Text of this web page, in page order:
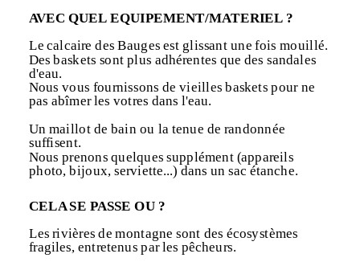
AVEC QUEL EQUIPEMENT/MATERIEL ?
Le calcaire des Bauges est glissant une fois mouillé.
Des baskets sont plus adhérentes que des sandales
d'eau.
Nous vous fournissons de vieilles baskets pour ne
pas abîmer les votres dans l'eau.
Un maillot de bain ou la tenue de randonnée
suffisent.
Nous prenons quelques supplément (appareils
photo, bijoux, serviette...) dans un sac étanche.
avons des combinaisons légères pour les plus
frileux...
CELA SE PASSE OU ?
Les rivières de montagne sont des écosystèmes
fragiles, entretenus par les pêcheurs.